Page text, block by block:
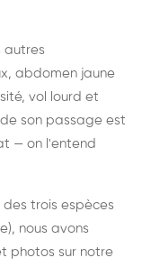
autres
abdomen jaune
vol lourd et
son passage est
— on l'entend
des trois espèces
nous avons
photos sur notre